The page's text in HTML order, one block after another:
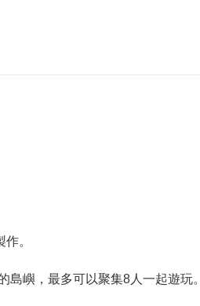
。
嶼，最多可以聚集8人一起遊玩。